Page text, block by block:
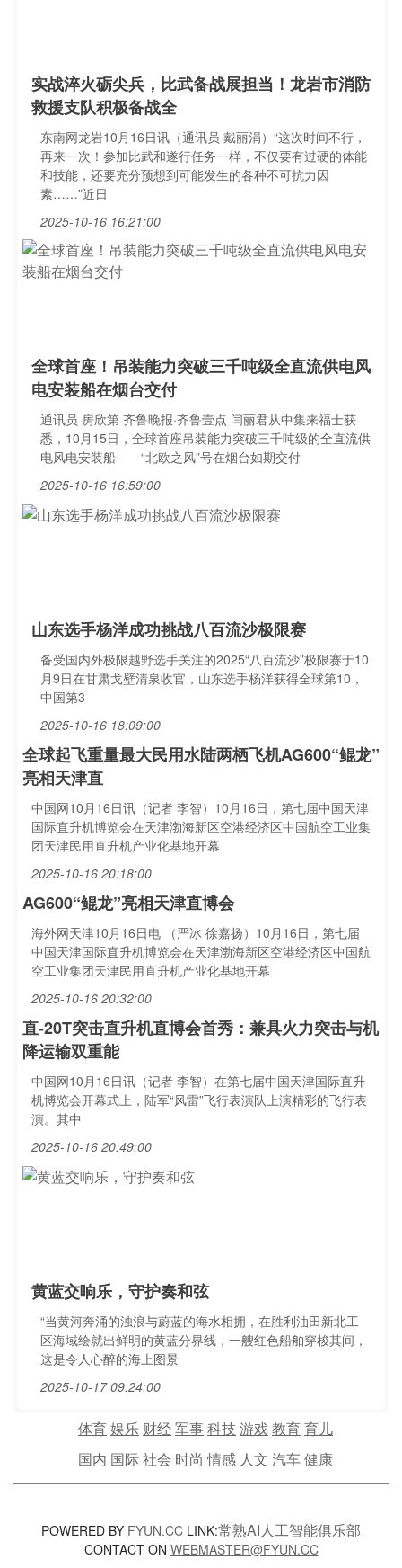
实战淬火砺尖兵，比武备战展担当！龙岩市消防
救援支队积极备战全
东南网龙岩10月16日讯（通讯员 戴丽涓）“这次时间不行，
再来一次！参加比武和遂行任务一样，不仅要有过硬的体能
和技能，还要充分预想到可能发生的各种不可抗力因
素……”近日
2025-10-16 16:21:00
全球首座！吊装能力突破三千吨级全直流供电风
电安装船在烟台交付
通讯员 房欣第 齐鲁晚报·齐鲁壹点 闫丽君从中集来福士获
悉，10月15日，全球首座吊装能力突破三千吨级的全直流供
电风电安装船——“北欧之风”号在烟台如期交付
2025-10-16 16:59:00
山东选手杨洋成功挑战八百流沙极限赛
备受国内外极限越野选手关注的2025“八百流沙”极限赛于10
月9日在甘肃戈壁清泉收官，山东选手杨洋获得全球第10，
中国第3
2025-10-16 18:09:00
全球起飞重量最大民用水陆两栖飞机AG600“鲲龙”
亮相天津直
中国网10月16日讯（记者 李智）10月16日，第七届中国天津
国际直升机博览会在天津渤海新区空港经济区中国航空工业集
团天津民用直升机产业化基地开幕
2025-10-16 20:18:00
AG600“鲲龙”亮相天津直博会
海外网天津10月16日电 （严冰 徐嘉扬）10月16日，第七届
中国天津国际直升机博览会在天津渤海新区空港经济区中国航
空工业集团天津民用直升机产业化基地开幕
2025-10-16 20:32:00
直-20T突击直升机直博会首秀：兼具火力突击与机
降运输双重能
中国网10月16日讯（记者 李智）在第七届中国天津国际直升
机博览会开幕式上，陆军“风雷”飞行表演队上演精彩的飞行表
演。其中
2025-10-16 20:49:00
黄蓝交响乐，守护奏和弦
“当黄河奔涌的浊浪与蔚蓝的海水相拥，在胜利油田新北工
区海域绘就出鲜明的黄蓝分界线，一艘红色船舶穿梭其间，
这是令人心醉的海上图景
2025-10-17 09:24:00
体育娱乐 财经军事科技游戏教育育儿
国内 国际社会 时尚 情感 人文 汽车健康
POWERED BY FYUN.CC LINK:常熟AI人工智能俱乐部
CONTACT ON WEBMASTER@FYUN.CC